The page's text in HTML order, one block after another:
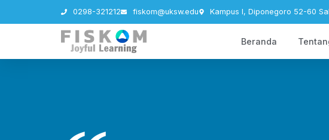
0298-321212 fiskom@uksw.edu Kampus I, Diponegoro 52-60
Beranda